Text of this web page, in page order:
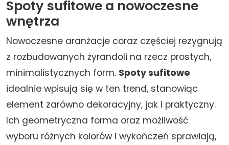
Spoty sufitowe a nowoczesne
wnętrza
Nowoczesne aranżacje coraz częściej rezygnują
z rozbudowanych żyrandoli na rzecz prostych,
minimalistycznych form. Spoty sufitowe
idealnie wpisują się w ten trend, stanowiąc
element zarówno dekoracyjny, jak i praktyczny.
Ich geometryczna forma oraz możliwość
wyboru różnych kolorów i wykończeń sprawiają,